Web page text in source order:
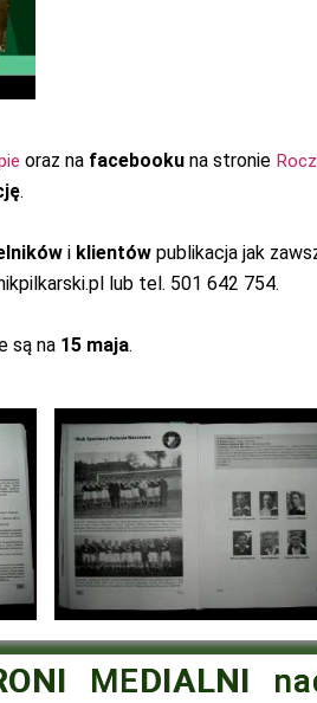
oraz na facebooku na stronie
.
i klientów publikacja jak
lub tel. 501 642 754.
są na 15 maja.
MEDIALNI